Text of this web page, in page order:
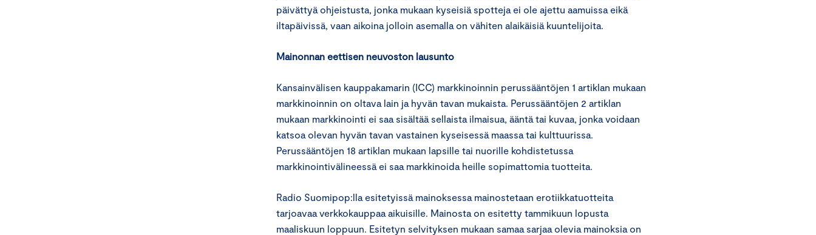
päivättyä ohjeistusta, jonka mukaan kyseisiä spotteja ei ole ajettu aamuissa eikä
iltapäivissä, vaan aikoina jolloin asemalla on vähiten alaikäisiä kuuntelijoita.
Mainonnan eettisen neuvoston lausunto
Kansainvälisen kauppakamarin (ICC) markkinoinnin perussääntöjen 1 artiklan mukaan
markkinoinnin on oltava lain ja hyvän tavan mukaista. Perussääntöjen 2 artiklan
mukaan markkinointi ei saa sisältää sellaista ilmaisua, ääntä tai kuvaa, jonka voidaan
katsoa olevan hyvän tavan vastainen kyseisessä maassa tai kulttuurissa.
Perussääntöjen 18 artiklan mukaan lapsille tai nuorille kohdistetussa
markkinointivälineessä ei saa markkinoida heille sopimattomia tuotteita.
Radio Suomipop:lla esitetyissä mainoksessa mainostetaan erotiikkatuotteita
tarjoavaa verkkokauppaa aikuisille. Mainosta on esitetty tammikuun lopusta
maaliskuun loppuun. Esitetyn selvityksen mukaan samaa sarjaa olevia mainoksia on